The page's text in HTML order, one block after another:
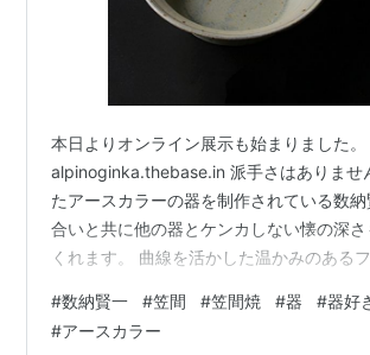
本日よりオンライン展示も始まりました。
alpinoginka.thebase.in 派手さはありませ
たアースカラーの器を制作されている数
合いと共に他の器とケンカしない懐の深
くれます。 曲線を活かした温かみのある
（重ねて収納）を意識した器も多いです。
鉢やリム鉢などの鉢物を中心に数納さんら
#数納賢一 #笠間 #笠間焼 #器 #器好
#アースカラー